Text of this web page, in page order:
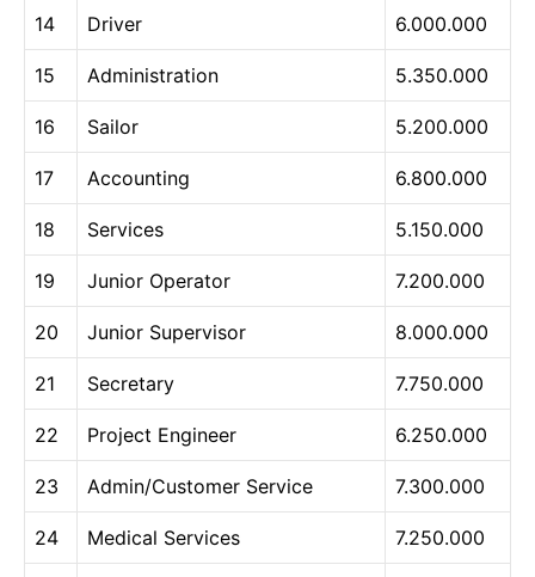
14 Driver 6.000.000
15 Administration 5.350.000
16 Sailor 5.200.000
17 Accounting 6.800.000
18 Services 5.150.000
19 Junior Operator 7.200.000
20 Junior Supervisor 8.000.000
21 Secretary 7.750.000
22 Project Engineer 6.250.000
23 Admin/Customer Service 7.300.000
24 Medical Services 7.250.000